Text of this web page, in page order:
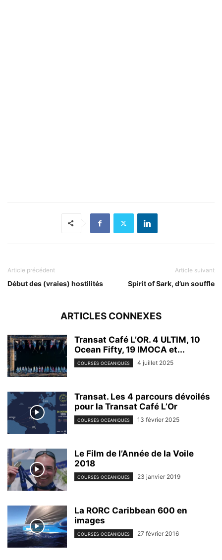
Article précédent
Début des (vraies) hostilités
Article suivant
Spirit of Sark, d’un souffle
ARTICLES CONNEXES
Transat Café L’OR. 4 ULTIM, 10
Ocean Fifty, 19 IMOCA et...
COURSES OCEANIQUES 4 juillet 2025
Transat. Les 4 parcours dévoilés
pour la Transat Café L’Or
COURSES OCEANIQUES 13 février 2025
Le Film de l’Année de la Voile
2018
COURSES OCEANIQUES 23 janvier 2019
La RORC Caribbean 600 en
images
COURSES OCEANIQUES 27 février 2016